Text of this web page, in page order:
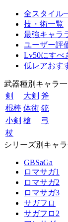
全スタイル
技・術一覧
最強キャラ
ユーザー評
Lv50にすべ
低レアおす
武器種別キャラ
剣
大剣 斧
棍棒 体術 銃
小剣 槍
弓
杖
シリーズ別キャ
GBSaGa
ロマサガ1
ロマサガ2
ロマサガ3
サガフロ
サガフロ2